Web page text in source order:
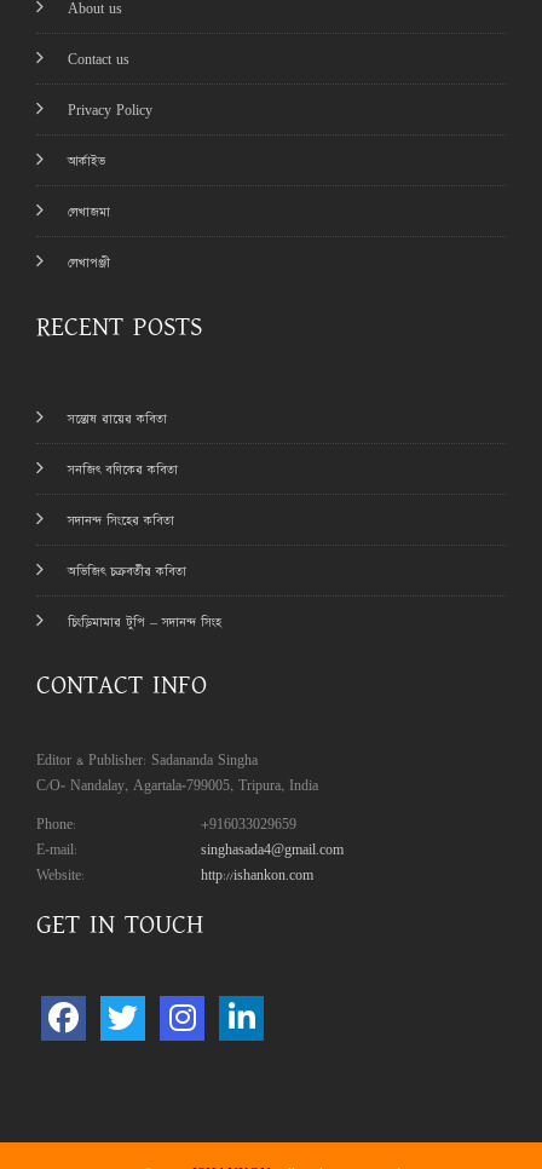
About us
Contact us
Privacy Policy
আর্কাইভ
লেখাজমা
লেখাপঞ্জী
RECENT POSTS
সন্তোষ রায়ের কবিতা
সনজিৎ বণিকের কবিতা
সদানন্দ সিংহের কবিতা
অভিজিৎ চক্রবর্তীর কবিতা
চিংড়িমামার টুপি – সদানন্দ সিংহ
CONTACT INFO
Editor & Publisher: Sadananda Singha
C/O- Nandalay, Agartala-799005, Tripura, India
Phone:
+916033029659
E-mail:
singhasada4@gmail.com
Website:
http://ishankon.com
GET IN TOUCH